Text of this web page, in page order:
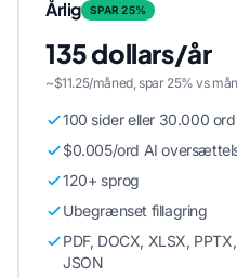
Årlig SPAR 25%
135 dollars/år
~$11.25/måned, spar 25% vs
100 sider eller 30.000
$0.005/ord AI
120+ sprog
Ubegrænset fillagring
PDF, DOCX, XLSX,
JSON